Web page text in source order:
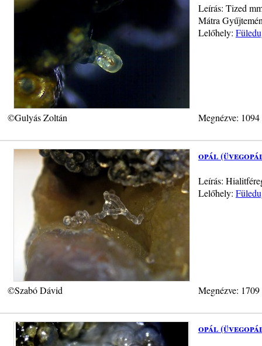
Leírás: Tized
Mátra
Lelőhely:
©Gulyás Zoltán Megnézve:
opál
Leírás:
Lelőhely:
©Szabó Dávid Megnézve:
opál